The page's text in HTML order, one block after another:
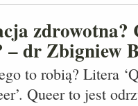
zdrowotna?
– dr Zbigniew
to robią? Litera
Queer to jest